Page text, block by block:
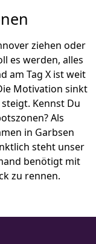
ziehen oder
es werden, alles
am Tag X ist weit
Motivation sinkt
Kennst Du
Als
in Garbsen
steht unser
benötigt mit
zu rennen.